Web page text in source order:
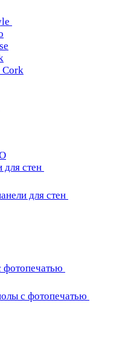
Cork
для стен
для стен
с фотопечатью